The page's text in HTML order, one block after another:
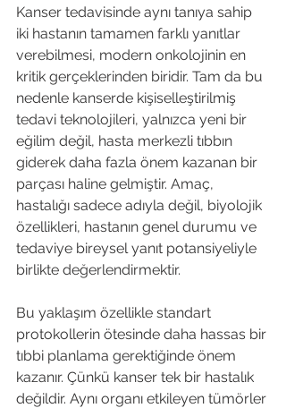
Kanser tedavisinde aynı tanıya sahip
iki hastanın tamamen farklı yanıtlar
verebilmesi, modern onkolojinin en
kritik gerçeklerinden biridir. Tam da bu
nedenle kanserde kişiselleştirilmiş
tedavi teknolojileri, yalnızca yeni bir
eğilim değil, hasta merkezli tıbbın
giderek daha fazla önem kazanan bir
parçası haline gelmiştir. Amaç,
hastalığı sadece adıyla değil, biyolojik
özellikleri, hastanın genel durumu ve
tedaviye bireysel yanıt potansiyeliyle
birlikte değerlendirmektir.
Bu yaklaşım özellikle standart
protokollerin ötesinde daha hassas bir
tıbbi planlama gerektiğinde önem
kazanır. Çünkü kanser tek bir hastalık
değildir. Aynı organı etkileyen tümörler